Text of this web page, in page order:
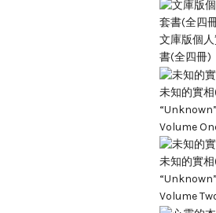
文庫版個
書(全四冊)
未知的實
Volume
未知的實
Volume